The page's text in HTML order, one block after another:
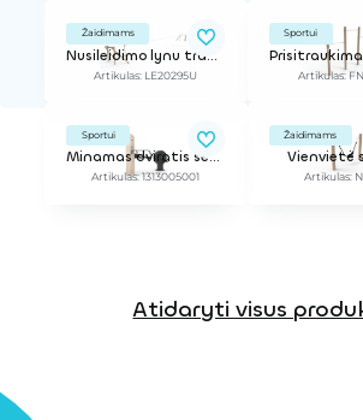
Žaidimams
Nusileidimo lynu trasa, 40m
Artikulas: LE20295U
Sportui
Artikulas:
Sportui
Minamas dviratis senjorams
Artikulas: 1313005001
Žaidimams
Vienvietė
Artikulas:
Atidaryti visus